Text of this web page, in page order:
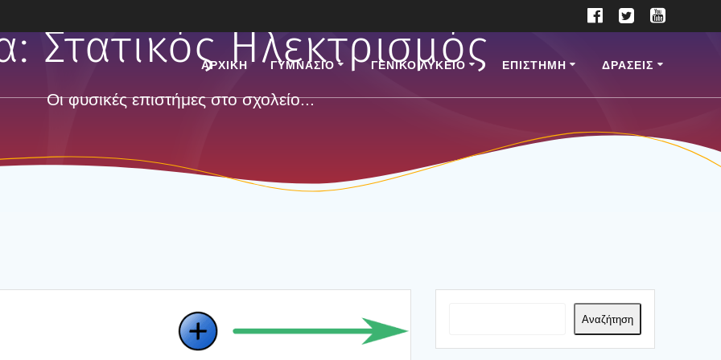
ΑΡΧΙΚΗ ΓΥΜΝΑΣΙΟ ΓΕΝΙΚΟ ΛΥΚΕΙΟ ΕΠΙ­ΣΤΗ­ΜΗ ΔΡΑΣΕΙΣ
Στατικός Ηλεκτρισμός
Οι φυσικές επιστήμες στο σχολείο...
Αναζήτηση